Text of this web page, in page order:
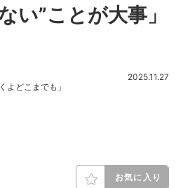
い”ことが大事」
よどこまでも」
2025.11.27
お気に入り